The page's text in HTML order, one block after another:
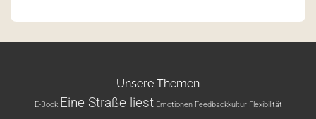
Unsere Themen
E-Book Eine Straße liest Emotionen Feedbackkultur Flexibilität